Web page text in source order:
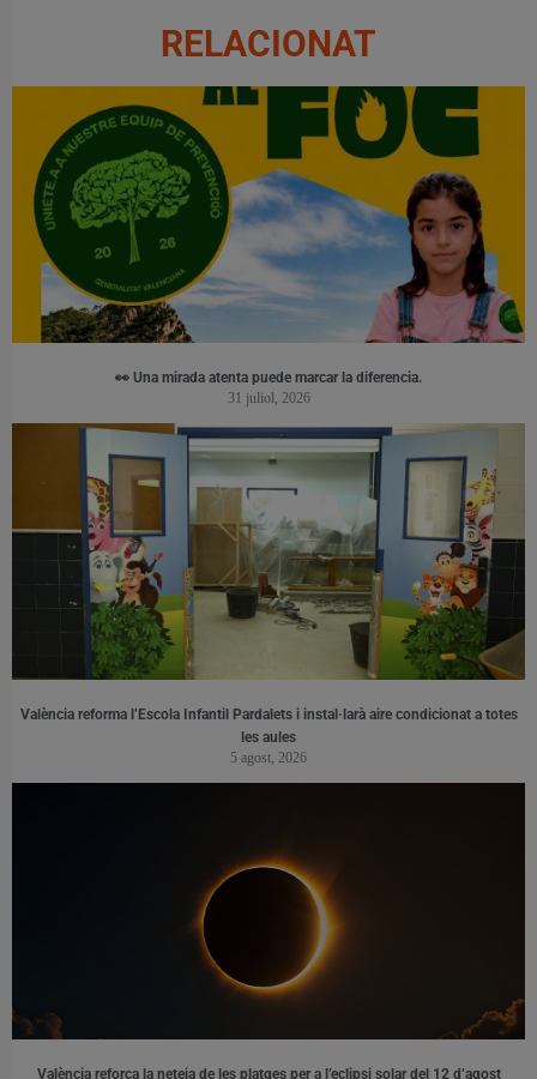
RELACIONAT
👀 Una mirada atenta puede marcar la diferencia.
31 juliol, 2026
València reforma l’Escola Infantil Pardalets i instal·larà aire condicionat a totes
les aules
5 agost, 2026
València reforça la neteja de les platges per a l’eclipsi solar del 12 d’agost